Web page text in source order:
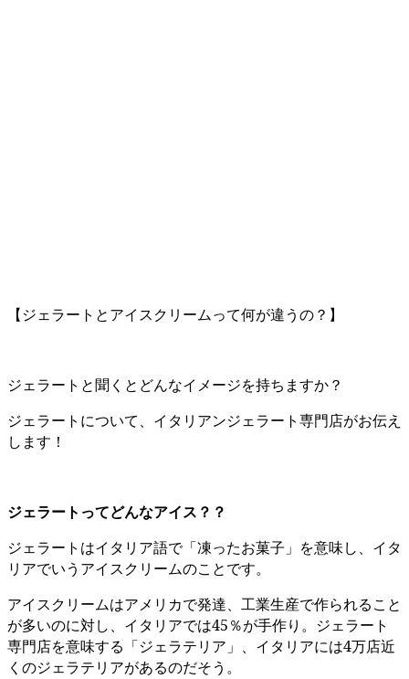
【ジェラートとアイスクリームって何が違うの？】
ジェラートと聞くとどんなイメージを持ちますか？
ジェラートについて、イタリアンジェラート専門店がお伝え
します！
ジェラートってどんなアイス？？
ジェラートはイタリア語で「凍ったお菓子」を意味し、イタ
リアでいうアイスクリームのことです。
アイスクリームはアメリカで発達、工業生産で作られること
が多いのに対し、イタリアでは45％が手作り。ジェラート
専門店を意味する「ジェラテリア」、イタリアには4万店近
くのジェラテリアがあるのだそう。